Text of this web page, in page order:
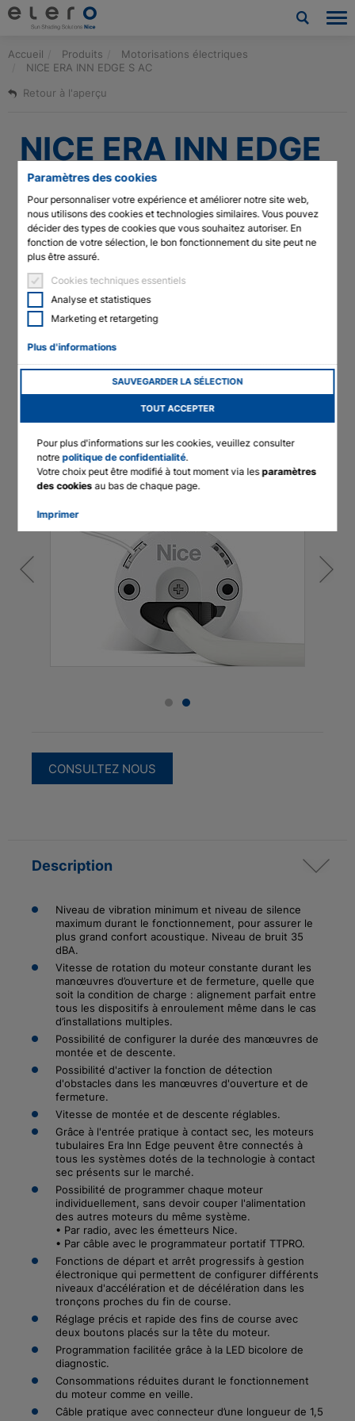
Paramètres des cookies
Pour personnaliser votre expérience et améliorer notre site web,
nous utilisons des cookies et technologies similaires. Vous pouvez
décider des types de cookies que vous souhaitez autoriser. En
fonction de votre sélection, le bon fonctionnement du site peut ne
plus être assuré.
Cookies techniques essentiels
Analyse et statistiques
Marketing et retargeting
Plus d'informations
SAUVEGARDER LA SÉLECTION
TOUT ACCEPTER
Pour plus d'informations sur les cookies, veuillez consulter
notrepolitique de confidentialité.
Votre choix peut être modifié à tout moment via lesparamètres
des cookies au bas de chaque page.
Imprimer
Produits
Applications
Nouvelles et Presse
Société
Contact
Téléchargements et service
Architectes et urbanistes
Polski
Accueil Produits
Motorisations électriques
NICE ERA INN EDGE S AC
Retour à l'aperçu
NICE ERA INN EDGE
S AC
Catégorie
Moteur tubulaire avec fin de course électronique, entrée
pratique à contact sec et récepteur radio intégré pour
l'automatisation de la protection solaire intérieure. Taille S Ø 35
Caractéristiques
Stores et écrans
Interrupteur de fin de course Électronique
Taille de l'axe (mm) à partir 35
Commande Radio
CONSULTEZ NOUS
Description
Niveau de vibration minimum et niveau de silence
maximum durant le fonctionnement, pour assurer le
plus grand confort acoustique. Niveau de bruit 35
dBA.
Vitesse de rotation du moteur constante durant les
manœuvres d’ouverture et de fermeture, quelle que
soit la condition de charge : alignement parfait entre
tous les dispositifs à enroulement même dans le cas
d’installations multiples.
Possibilité de configurer la durée des manœuvres de
montée et de descente.
Possibilité d'activer la fonction de détection
d'obstacles dans les manœuvres d'ouverture et de
fermeture.
Vitesse de montée et de descente réglables.
Grâce à l'entrée pratique à contact sec, les moteurs
tubulaires Era Inn Edge peuvent être connectés à
tous les systèmes dotés de la technologie à contact
sec présents sur le marché.
Possibilité de programmer chaque moteur
individuellement, sans devoir couper l'alimentation
des autres moteurs du même système.
• Par radio, avec les émetteurs Nice.
• Par câble avec le programmateur portatif TTPRO.
Fonctions de départ et arrêt progressifs à gestion
électronique qui permettent de configurer différents
niveaux d'accélération et de décélération dans les
tronçons proches du fin de course.
Réglage précis et rapide des fins de course avec
deux boutons placés sur la tête du moteur.
Programmation facilitée grâce à la LED bicolore de
diagnostic.
Consommations réduites durant le fonctionnement
du moteur comme en veille.
Câble pratique avec connecteur d’une longueur de 1,5